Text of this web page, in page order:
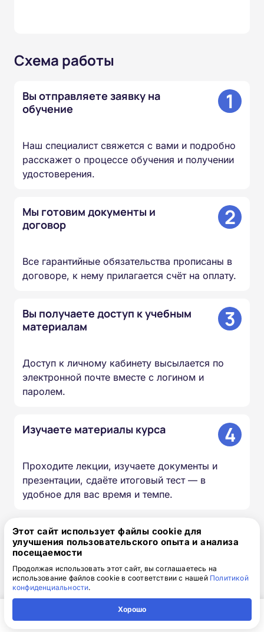
Схема работы
Вы отправляете заявку на
обучение
1
Наш специалист свяжется с вами и подробно
расскажет о процессе обучения и получении
удостоверения.
Мы готовим документы и
договор
2
Все гарантийные обязательства прописаны в
договоре, к нему прилагается счёт на оплату.
Вы получаете доступ к учебным
материалам
3
Доступ к личному кабинету высылается по
электронной почте вместе с логином и
паролем.
Изучаете материалы курса 4
Проходите лекции, изучаете документы и
презентации, сдаёте итоговый тест — в
удобное для вас время и темпе.
Мы вносим сведения в ФИС
ФРДО
5
Информация о выданных удостоверениях и
дипломах передаётся в федеральный реестр в
Этот сайт использует файлы cookie для
улучшения пользовательского опыта и анализа
посещаемости
Продолжая использовать этот сайт, вы соглашаетесь на
использование файлов cookie в соответствии с нашей Политикой
конфиденциальности.
Хорошо